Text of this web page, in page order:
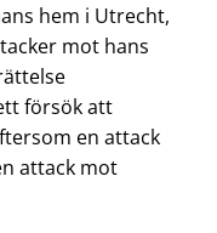
hem i Utrecht,
mot hans
försök att
en attack
attack mot